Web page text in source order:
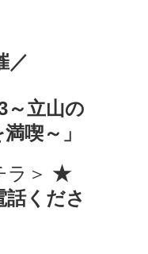
／
～立山の
喫～」
ラ＞ ★
話くださ